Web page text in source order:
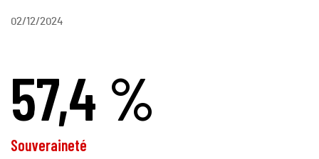
02/12/2024
57,4 %
Souveraineté